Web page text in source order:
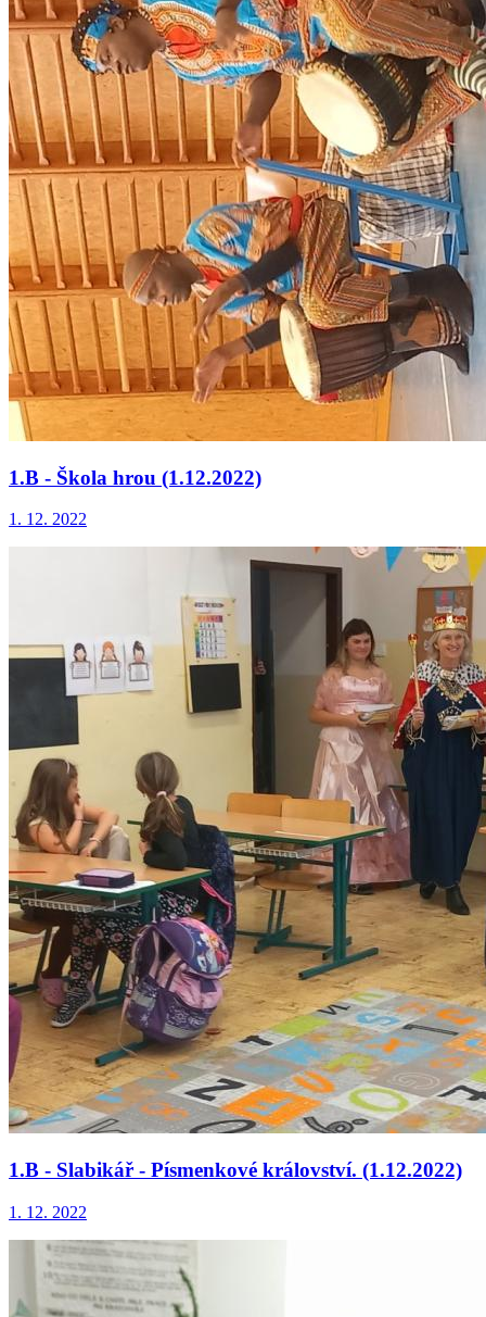
1.B - Škola hrou (1.12.2022)
1. 12. 2022
1.B - Slabikář - Písmenkové království. (1.12.2022)
1. 12. 2022